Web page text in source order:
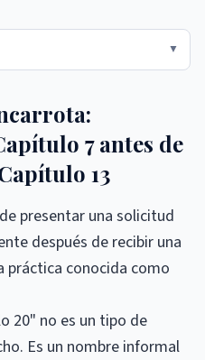
▼
7 antes de
13
presentar una solicitud
después de recibir una
práctica conocida como
20" no es un tipo de
Es un nombre informal